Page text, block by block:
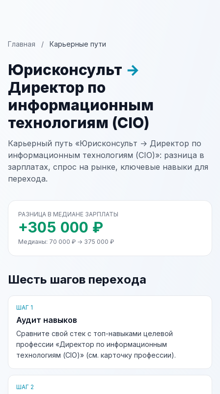
Главная / Карьерные пути
Юрисконсульт →
Директор по
информационным
технологиям (CIO)
Карьерный путь «Юрисконсульт → Директор по
информационным технологиям (CIO)»: разница в
зарплатах, спрос на рынке, ключевые навыки для
перехода.
РАЗНИЦА В МЕДИАНЕ ЗАРПЛАТЫ
+305 000 ₽
Медианы: 70 000 ₽ → 375 000 ₽
Шесть шагов перехода
ШАГ 1
Аудит навыков
Сравните свой стек с топ-навыками целевой
профессии «Директор по информационным
технологиям (CIO)» (см. карточку профессии).
ШАГ 2